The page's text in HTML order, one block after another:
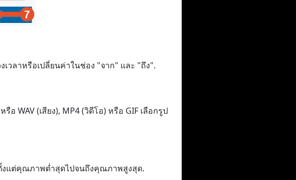
ลาหรือเปลี่ยนค่าในช่อง "จาก" และ "ถึง".
WAV (เสียง), MP4 (วิดีโอ) หรือ GIF เลือกรูป
แต่คุณภาพต่ำสุดไปจนถึงคุณภาพสูงสุด.